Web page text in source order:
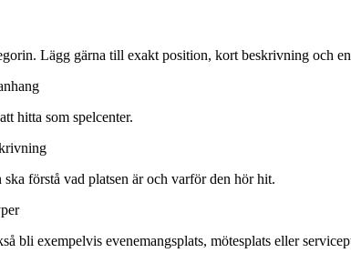
Lägg gärna till exakt position, kort beskrivning och
hitta som spelcenter.
förstå vad platsen är och varför den hör hit.
bli exempelvis evenemangsplats, mötesplats eller